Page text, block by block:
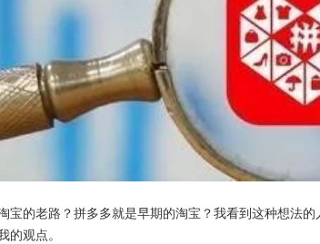
宝的老路？拼多多就是早期的淘宝？我看到这种想法
的观点。